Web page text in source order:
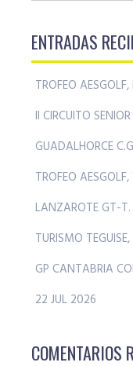
ENTRADAS
TROFEO
II CIRCUITO
GUADALHORCE
TROFEO
LANZAROTE GT-
TURISMO
GP CANTABRIA
22 JUL 2026
COMENTARIOS